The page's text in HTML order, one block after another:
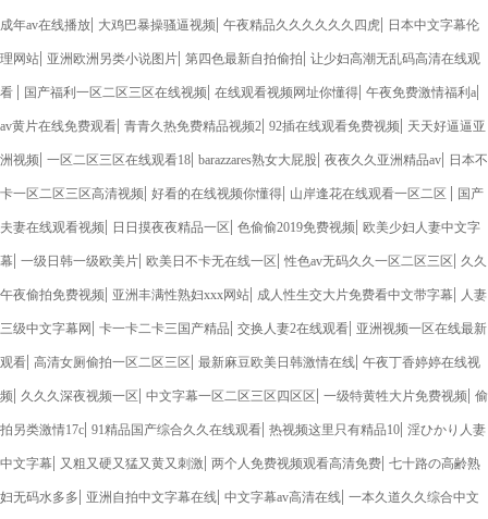
成年av在线播放| 大鸡巴暴操骚逼视频| 午夜精品久久久久久久四虎| 日本中文字幕伦
理网站| 亚洲欧洲另类小说图片| 第四色最新自拍偷拍| 让少妇高潮无乱码高清在线观
看 | 国产福利一区二区三区在线视频| 在线观看视频网址你懂得| 午夜免费激情福利a|
av黄片在线免费观看| 青青久热免费精品视频2| 92插在线观看免费视频| 天天好逼逼亚
洲视频| 一区二区三区在线观看18| barazzares熟女大屁股| 夜夜久久亚洲精品av| 日本不
卡一区二区三区高清视频| 好看的在线视频你懂得| 山岸逢花在线观看一区二区 | 国产
夫妻在线观看视频| 日日摸夜夜精品一区| 色偷偷2019免费视频| 欧美少妇人妻中文字
幕| 一级日韩一级欧美片| 欧美日不卡无在线一区| 性色av无码久久一区二区三区| 久久
午夜偷拍免费视频| 亚洲丰满性熟妇xxx网站| 成人性生交大片免费看中文带字幕| 人妻
三级中文字幕网 | 卡一卡二卡三国产精品| 交换人妻2在线观看| 亚洲视频一区在线最新
观看| 高清女厕偷拍一区二区三区| 最新麻豆欧美日韩激情在线| 午夜丁香婷婷在线视
频| 久久久深夜视频一区| 中文字幕一区二区三区四区区| 一级特黄牲大片免费视频| 偷
拍另类激情17c| 91精品国产综合久久在线观看| 热视频这里只有精品10| 淫ひかり人妻
中文字幕| 又粗又硬又猛又黄又刺激| 两个人免费视频观看高清免费| 七十路の高齢熟
妇无码水多多| 亚洲自拍中文字幕在线| 中文字幕av高清在线| 一本久道久久综合中文